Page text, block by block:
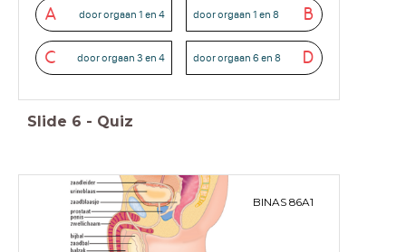
A door orgaan 1 en 4 B
door orgaan 1 en 8
C door orgaan 3 en 4 D
door orgaan 6 en 8
Slide 6 - Quiz
BINAS 86A1